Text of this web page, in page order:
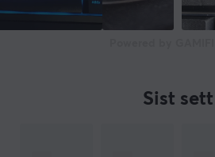
Sist sett